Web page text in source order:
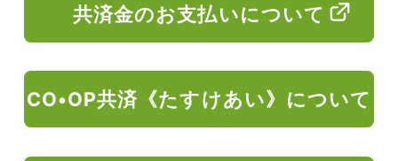
共済金のお支払いについて
CO•OP共済《たすけあい》について